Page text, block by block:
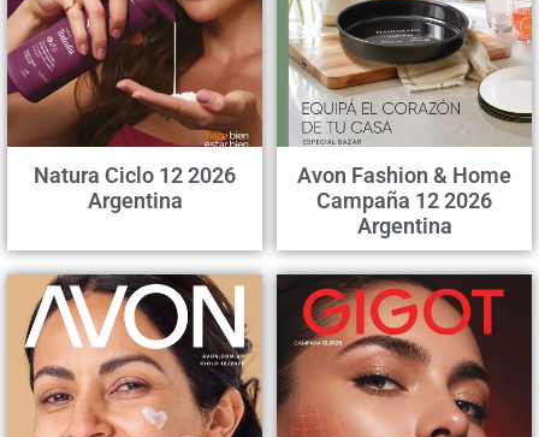
Natura Ciclo 12 2026
Argentina
Avon Fashion & Home
Campaña 12 2026
Argentina